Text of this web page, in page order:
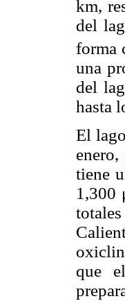
km,
del
forma
una
del
hasta
El
tiene
1,300
que